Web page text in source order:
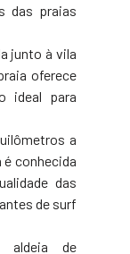
das praias
junto à vila
oferece
ideal para
a
conhecida
das
de surf
aldeia de